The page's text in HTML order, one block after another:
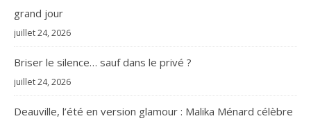
grand jour
juillet 24, 2026
Briser le silence… sauf dans le privé ?
juillet 24, 2026
Deauville, l’été en version glamour : Malika Ménard célèbre